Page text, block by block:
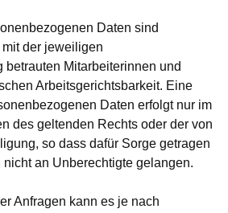
Daten sind
der jeweiligen
betrauten Mitarbeiterinnen und
Arbeitsgerichtsbarkeit. Eine
Daten erfolgt nur im
des geltenden Rechts oder der von
so dass dafür Sorge getragen
an Unberechtigte gelangen.
Anfragen kann es je nach